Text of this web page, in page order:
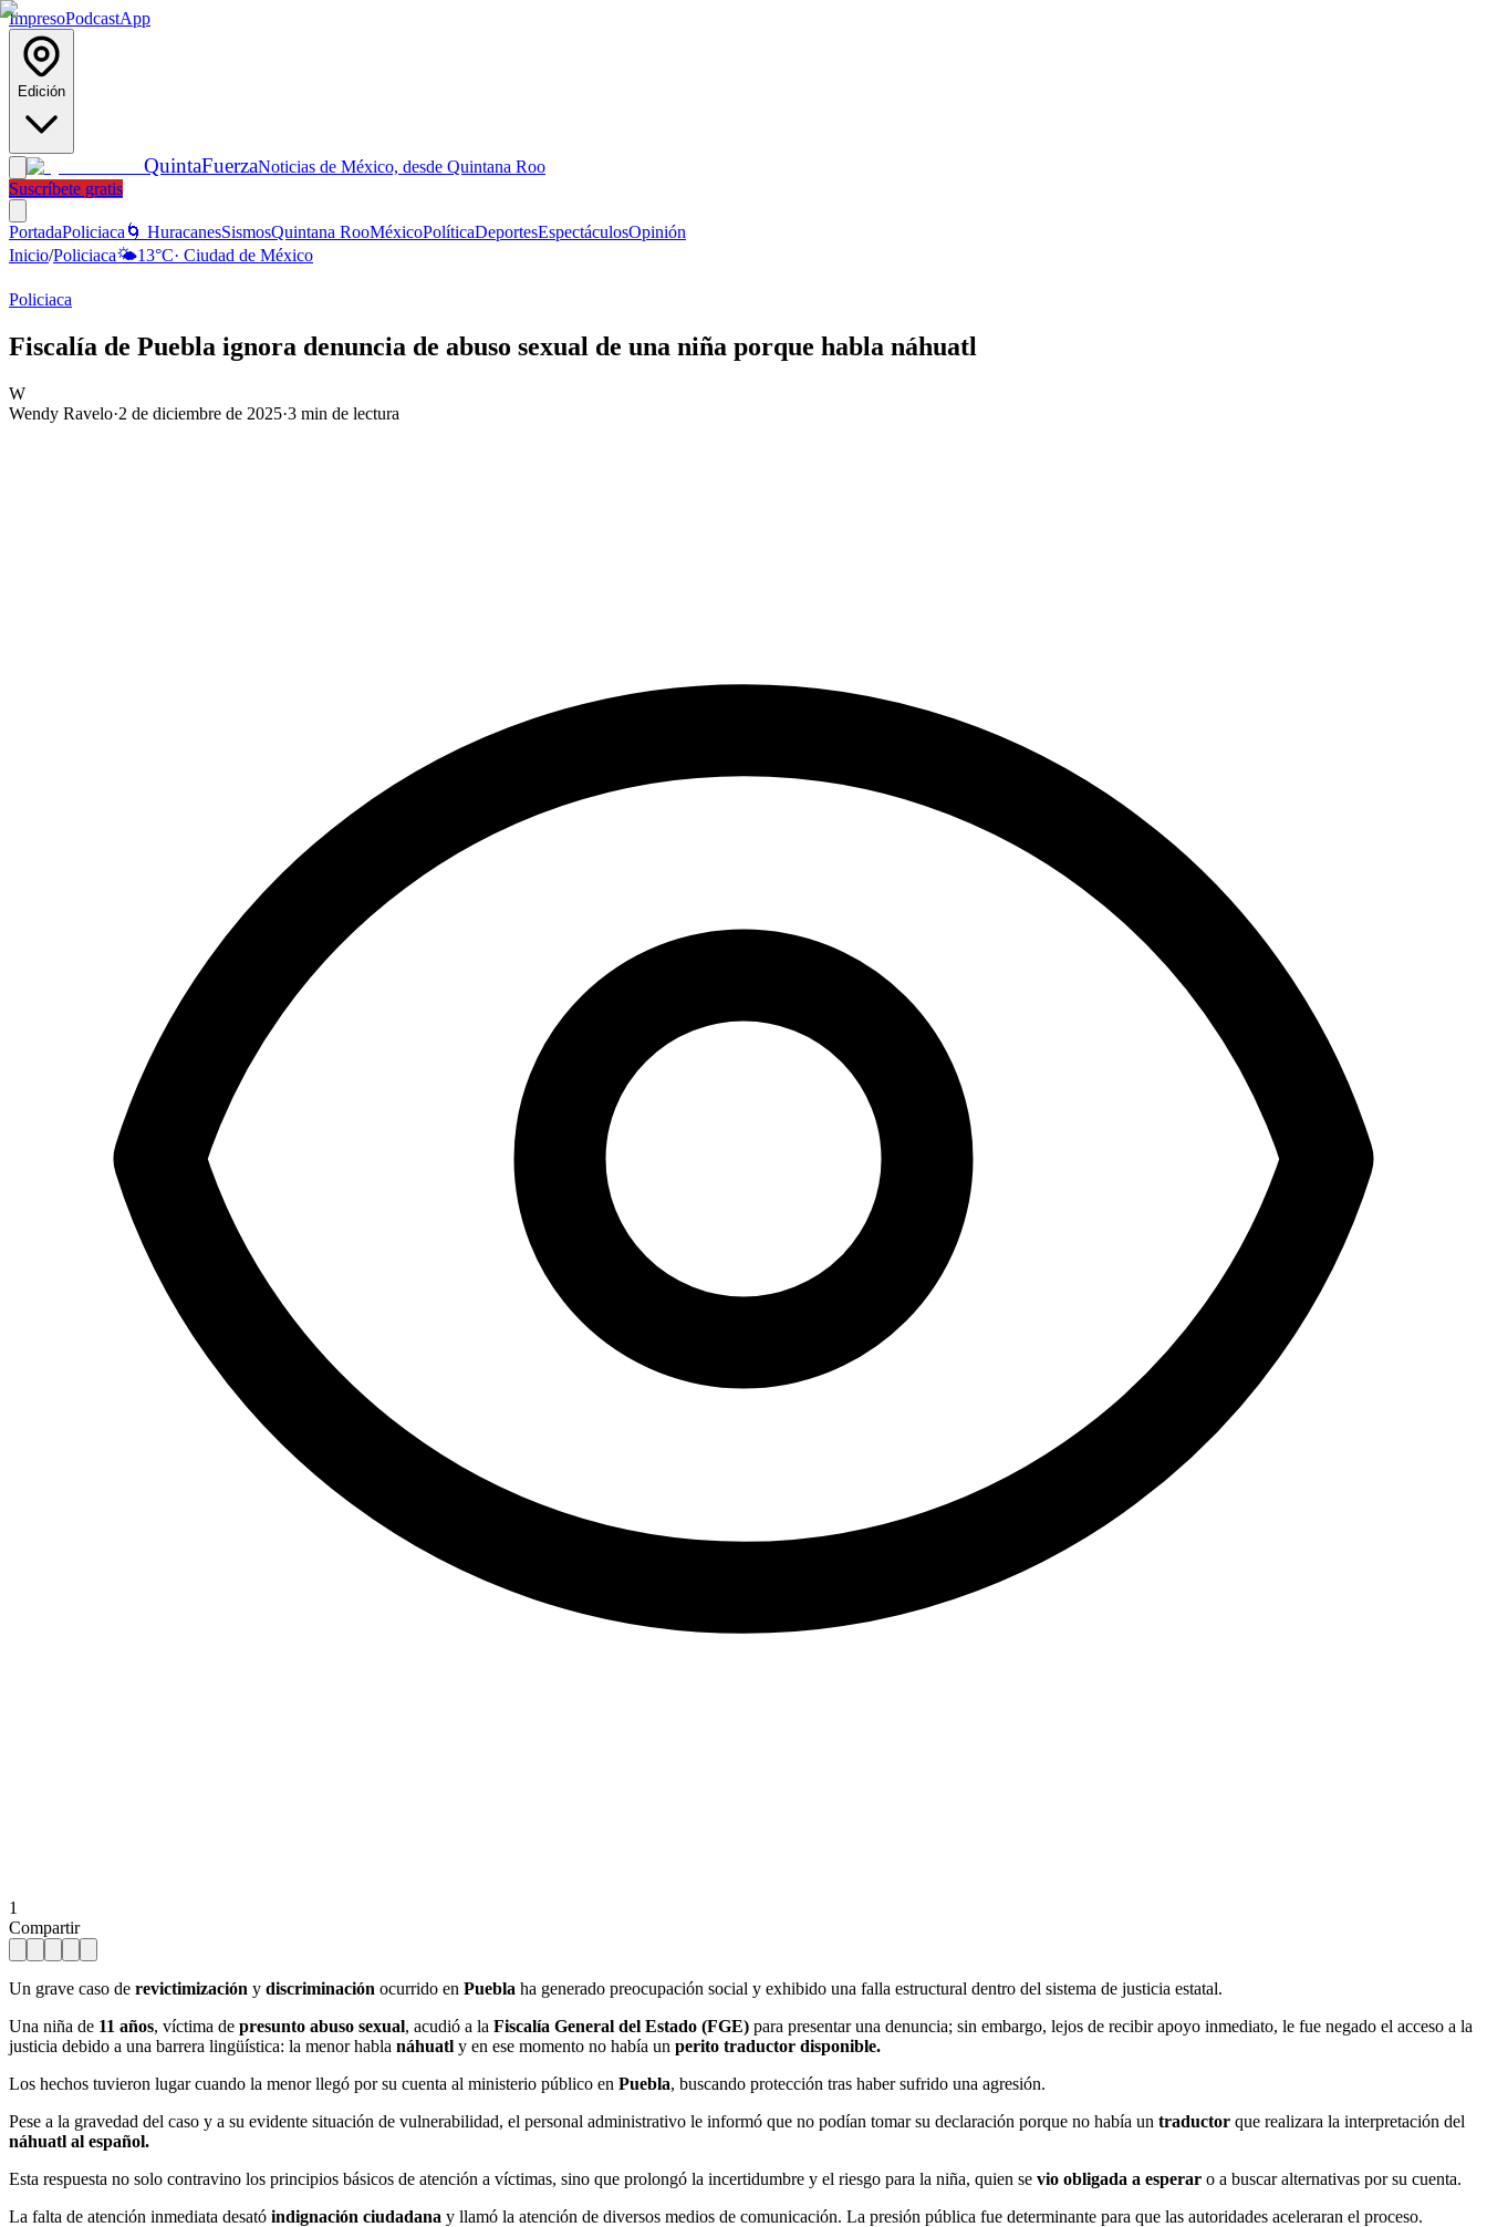
ImpresoPodcastApp
Edición
QuintaFuerzaNoticias de México, desde Quintana Roo
Suscríbete gratis
PortadaPoliciaca 🌀 HuracanesSismosQuintana RooMéxicoPolíticaDeportesEspectáculosOpinión
Inicio/Policiaca🌤️13°C· Ciudad de México
Policiaca
Fiscalía de Puebla ignora denuncia de abuso sexual de una niña porque habla náhuatl
W
Wendy Ravelo·2 de diciembre de 2025·3 min de lectura
1
Compartir
Un grave caso de revictimización y discriminación ocurrido en Puebla ha generado preocupación social y exhibido una falla estructural dentro del sistema de justicia estatal.
Una niña de 11 años, víctima de presunto abuso sexual, acudió a la Fiscalía General del Estado (FGE) para presentar una denuncia; sin embargo, lejos de recibir apoyo inmediato, le fue negado el acceso a la
justicia debido a una barrera lingüística: la menor habla náhuatl y en ese momento no había un perito traductor disponible.
Los hechos tuvieron lugar cuando la menor llegó por su cuenta al ministerio público en Puebla, buscando protección tras haber sufrido una agresión.
Pese a la gravedad del caso y a su evidente situación de vulnerabilidad, el personal administrativo le informó que no podían tomar su declaración porque no había un traductor que realizara la interpretación del
náhuatl al español.
Esta respuesta no solo contravino los principios básicos de atención a víctimas, sino que prolongó la incertidumbre y el riesgo para la niña, quien se vio obligada a esperar o a buscar alternativas por su cuenta.
La falta de atención inmediata desató indignación ciudadana y llamó la atención de diversos medios de comunicación. La presión pública fue determinante para que las autoridades aceleraran el proceso.